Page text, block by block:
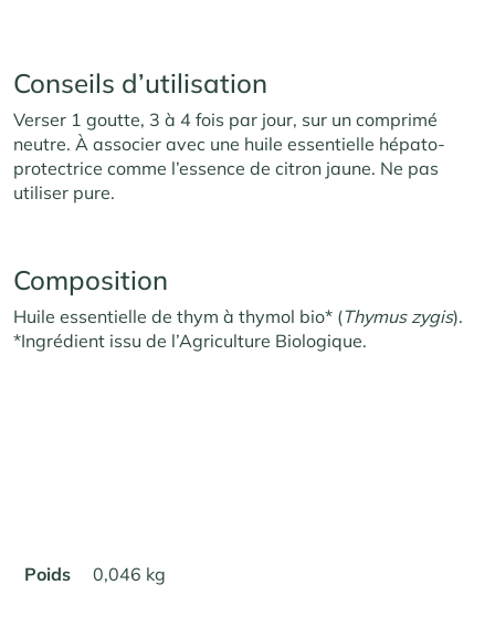
Conseils d’utilisation
Verser 1 goutte, 3 à 4 fois par jour, sur un comprimé
neutre. À associer avec une huile essentielle hépato-
protectrice comme l’essence de citron jaune. Ne pas
utiliser pure.
Composition
Huile essentielle de thym à thymol bio* (Thymus zygis).
*Ingrédient issu de l’Agriculture Biologique.
Poids 0,046 kg